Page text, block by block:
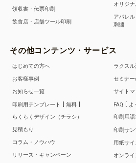
領収書・伝票印刷
飲食店・店舗ツール印刷
オリジ
アパレ
刺繍
その他コンテンツ・サービス
はじめての方へ
お客様事例
お知らせ一覧
印刷用テンプレート
無料
らくらくデザイン（チラシ）
見積もり
コラム・ノウハウ
リリース・キャンペーン
ラクス
セミナ
サイト
FAQ
よ
印刷用語
印刷サ
用紙サ
オンラ